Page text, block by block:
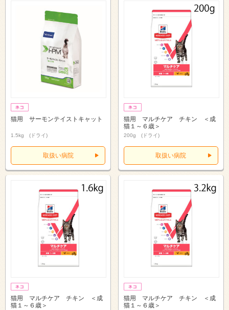
猫用 サーモンテイストキャット
1.5kg (ドライ)
取扱い病院
猫用 マルチケア チキン ＜成
猫１～６歳＞
200g (ドライ)
取扱い病院
猫用 マルチケア チキン ＜成
猫１～６歳＞
猫用 マルチケア チキン ＜成
猫１～６歳＞